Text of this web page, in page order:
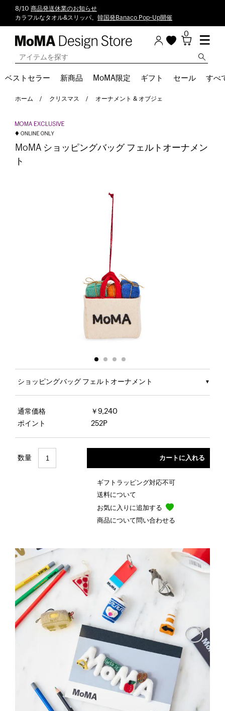
8/10 商品発送休業のお知らせ
カラフルなタオル&スリッパ。 韓国発Banaco Pop-Up開催
0
ベストセラー 新商品 MoMA限定 ギフト セール すべ
ホーム クリスマス オーナメント & オブジェ
MoMA ショッピングバッグ フェルトオーナメン
ト
ショッピングバッグ フェルトオーナメント
通常価格
￥9,240
ポイント
252P
数量
ギフトラッピング対応不可
送料について
お気に入りに追加する
商品について問い合わせる